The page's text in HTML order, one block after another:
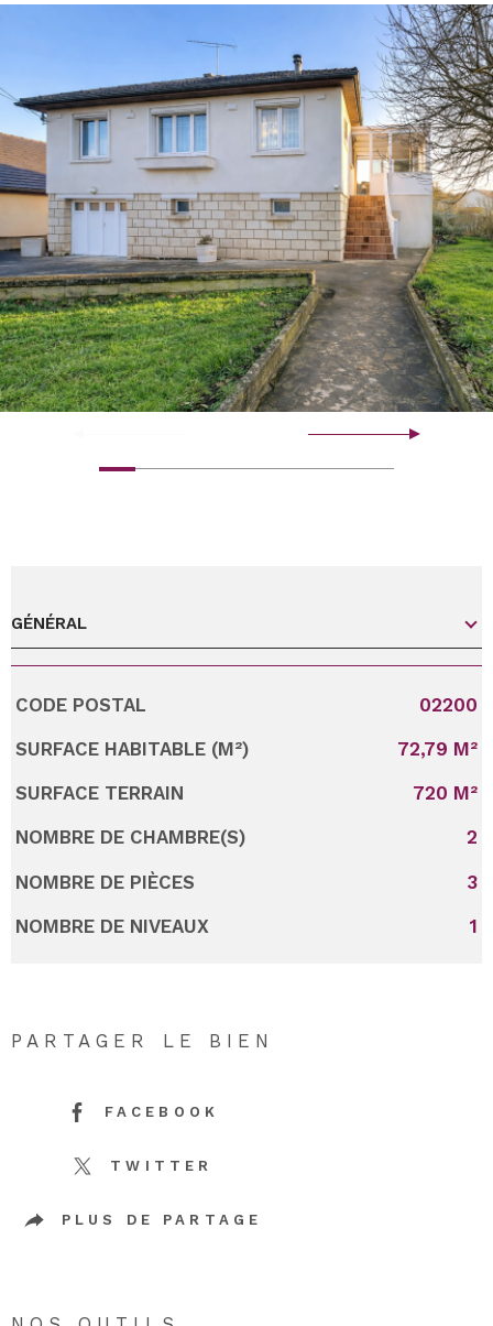
GÉNÉRAL
Caractérisque Valeurs
CODE POSTAL 02200
SURFACE HABITABLE (M²) 72,79 M²
SURFACE TERRAIN 720 M²
NOMBRE DE CHAMBRE(S) 2
NOMBRE DE PIÈCES 3
NOMBRE DE NIVEAUX 1
PARTAGER LE BIEN
FACEBOOK
TWITTER
PLUS DE PARTAGE